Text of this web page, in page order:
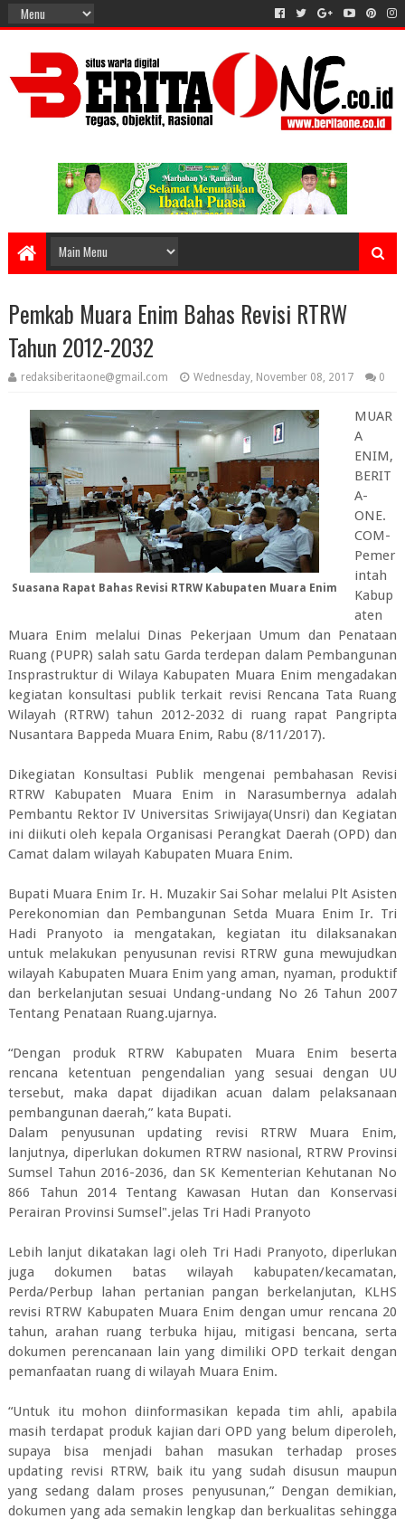
Pemkab Muara Enim Bahas Revisi RTRW
Tahun 2012-2032
redaksiberitaone@gmail.com Wednesday, November 08, 2017 0
Suasana Rapat Bahas Revisi RTRW Kabupaten Muara Enim
MUAR
A
ENIM,
BERIT
A-
ONE.
COM-
Pemer
intah
Kabup
aten
Muara Enim melalui Dinas Pekerjaan Umum dan Penataan
Ruang (PUPR) salah satu Garda terdepan dalam Pembangunan
Insprastruktur di Wilaya Kabupaten Muara Enim mengadakan
kegiatan konsultasi publik terkait revisi Rencana Tata Ruang
Wilayah (RTRW) tahun 2012-2032 di ruang rapat Pangripta
Nusantara Bappeda Muara Enim, Rabu (8/11/2017).
Dikegiatan Konsultasi Publik mengenai pembahasan Revisi
RTRW Kabupaten Muara Enim in Narasumbernya adalah
Pembantu Rektor IV Universitas Sriwijaya(Unsri) dan Kegiatan
ini diikuti oleh kepala Organisasi Perangkat Daerah (OPD) dan
Camat dalam wilayah Kabupaten Muara Enim.
Bupati Muara Enim Ir. H. Muzakir Sai Sohar melalui Plt Asisten
Perekonomian dan Pembangunan Setda Muara Enim Ir. Tri
Hadi Pranyoto ia mengatakan, kegiatan itu dilaksanakan
untuk melakukan penyusunan revisi RTRW guna mewujudkan
wilayah Kabupaten Muara Enim yang aman, nyaman, produktif
dan berkelanjutan sesuai Undang-undang No 26 Tahun 2007
Tentang Penataan Ruang.ujarnya.
“Dengan produk RTRW Kabupaten Muara Enim beserta
rencana ketentuan pengendalian yang sesuai dengan UU
tersebut, maka dapat dijadikan acuan dalam pelaksanaan
pembangunan daerah,” kata Bupati.
Dalam penyusunan updating revisi RTRW Muara Enim,
lanjutnya, diperlukan dokumen RTRW nasional, RTRW Provinsi
Sumsel Tahun 2016-2036, dan SK Kementerian Kehutanan No
866 Tahun 2014 Tentang Kawasan Hutan dan Konservasi
Perairan Provinsi Sumsel".jelas Tri Hadi Pranyoto
Lebih lanjut dikatakan lagi oleh Tri Hadi Pranyoto, diperlukan
juga dokumen batas wilayah kabupaten/kecamatan,
Perda/Perbup lahan pertanian pangan berkelanjutan, KLHS
revisi RTRW Kabupaten Muara Enim dengan umur rencana 20
tahun, arahan ruang terbuka hijau, mitigasi bencana, serta
dokumen perencanaan lain yang dimiliki OPD terkait dengan
pemanfaatan ruang di wilayah Muara Enim.
“Untuk itu mohon diinformasikan kepada tim ahli, apabila
masih terdapat produk kajian dari OPD yang belum diperoleh,
supaya bisa menjadi bahan masukan terhadap proses
updating revisi RTRW, baik itu yang sudah disusun maupun
yang sedang dalam proses penyusunan,” Dengan demikian,
dokumen yang ada semakin lengkap dan berkualitas sehingga